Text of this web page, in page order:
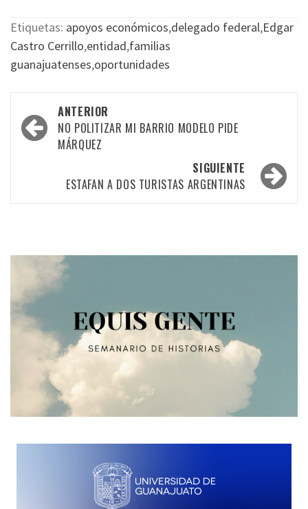
Etiquetas: apoyos económicos,delegado federal,Edgar
Castro Cerrillo,entidad,familias
guanajuatenses,oportunidades
Navegación
por
entradas
ANTERIOR
NO POLITIZAR MI BARRIO MODELO PIDE
MÁRQUEZ
SIGUIENTE
ESTAFAN A DOS TURISTAS ARGENTINAS